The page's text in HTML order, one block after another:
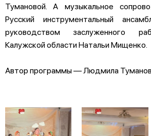
Тумановой. А музыкальное
Русский инструментальный
руководством заслуженного
Калужской области Натальи Мищенко.
Автор программы — Людмила